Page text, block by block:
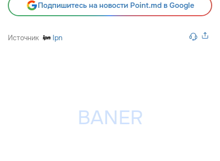
Подпишитесь на новости Point.md в Google
Источник Ipn